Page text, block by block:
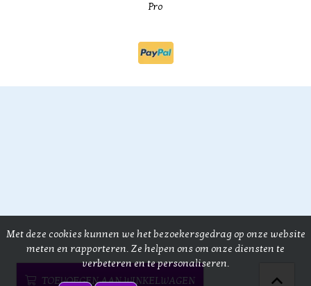
TOEVOEGEN AAN WINKELWAGEN
Pro
Met deze cookies kunnen we het bezoekersgedrag op onze website
meten en rapporteren. Ze helpen ons om onze diensten te
verbeteren en te personaliseren.